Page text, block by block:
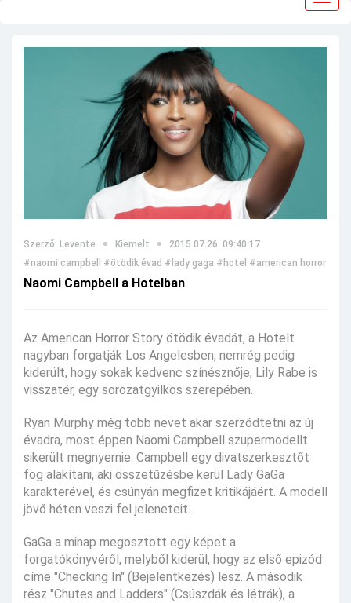
Szerző: Levente Kiemelt
2015.07.26. 09:40:17
#naomi campbell
#ötödik évad #lady gaga #hotel #american horror story
Naomi Campbell a Hotelban
Az American Horror Story ötödik évadát, a Hotelt
nagyban forgatják Los Angelesben, nemrég pedig
kiderült, hogy sokak kedvenc színésznője, Lily Rabe is
visszatér, egy sorozatgyilkos szerepében.
Ryan Murphy még több nevet akar szerződtetni az új
évadra, most éppen Naomi Campbell szupermodellt
sikerült megnyernie. Campbell egy divatszerkesztőt
fog alakítani, aki összetűzésbe kerül Lady GaGa
karakterével, és csúnyán megfizet kritikájáért. A modell
jövő héten veszi fel jeleneteit.
GaGa a minap megosztott egy képet a
forgatókönyvéről, melyből kiderül, hogy az első epizód
címe "Checking In" (Bejelentkezés) lesz. A második
rész "Chutes and Ladders" (Csúszdák és létrák), a